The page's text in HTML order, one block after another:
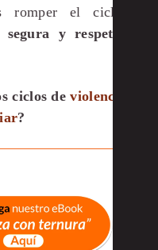
romper el ciclo y
y respetuosa
ciclos deviolencia
?